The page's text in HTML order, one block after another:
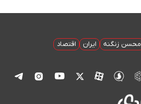
محسن زنگنه ایران
اقتصاد